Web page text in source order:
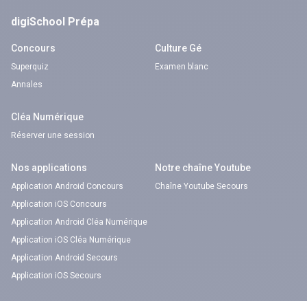
digiSchool Prépa
Concours
Superquiz
Annales
Culture Gé
Examen blanc
Cléa Numérique
Réserver une session
Nos applications
Application Android Concours
Application iOS Concours
Application Android Cléa Numérique
Application iOS Cléa Numérique
Application Android Secours
Application iOS Secours
Notre chaîne Youtube
Chaîne Youtube Secours